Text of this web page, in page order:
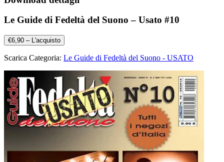
Le Guide di Fedeltà del Suono – Usato #10
€6,90 – L'acquisto
Scarica Categoria: Le Guide di Fedeltà del Suono - USATO